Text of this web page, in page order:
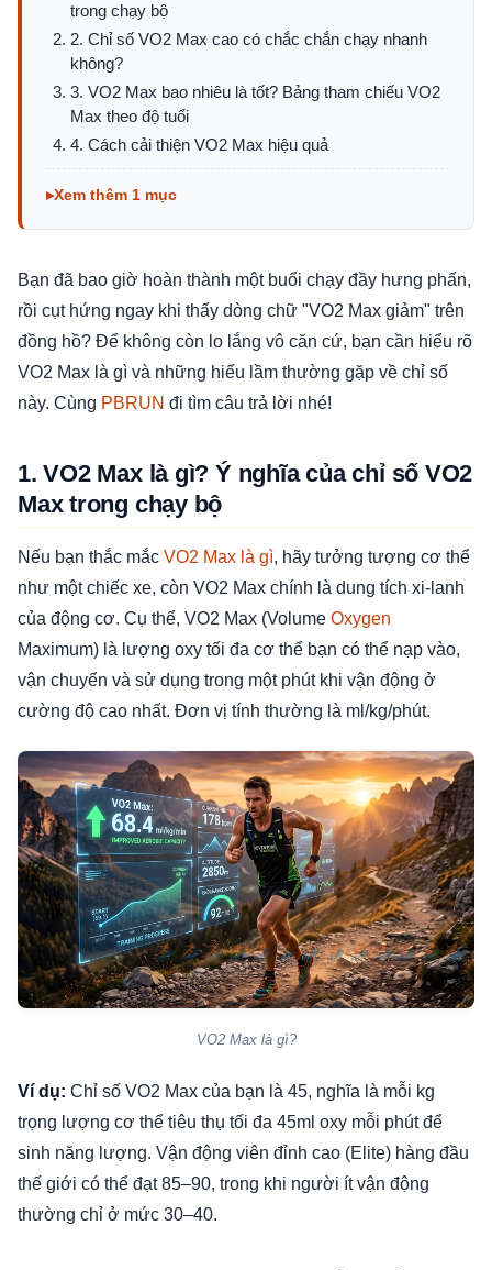
trong chạy bộ
2. Chỉ số VO2 Max cao có chắc chắn chạy nhanh
không?
3. VO2 Max bao nhiêu là tốt? Bảng tham chiếu VO2
Max theo độ tuổi
4. Cách cải thiện VO2 Max hiệu quả
Xem thêm 1 mục
Bạn đã bao giờ hoàn thành một buổi chạy đầy hưng phấn,
rồi cụt hứng ngay khi thấy dòng chữ "VO2 Max giảm" trên
đồng hồ? Để không còn lo lắng vô căn cứ, bạn cần hiểu rõ
VO2 Max là gì và những hiểu lầm thường gặp về chỉ số
này. Cùng PBRUN đi tìm câu trả lời nhé!
1. VO2 Max là gì? Ý nghĩa của chỉ số VO2
Max trong chạy bộ
Nếu bạn thắc mắc VO2 Max là gì, hãy tưởng tượng cơ thể
như một chiếc xe, còn VO2 Max chính là dung tích xi-lanh
của động cơ. Cụ thể, VO2 Max (Volume Oxygen
Maximum) là lượng oxy tối đa cơ thể bạn có thể nạp vào,
vận chuyển và sử dụng trong một phút khi vận động ở
cường độ cao nhất. Đơn vị tính thường là ml/kg/phút.
VO2 Max là gì?
Ví dụ: Chỉ số VO2 Max của bạn là 45, nghĩa là mỗi kg
trọng lượng cơ thể tiêu thụ tối đa 45ml oxy mỗi phút để
sinh năng lượng. Vận động viên đỉnh cao (Elite) hàng đầu
thế giới có thể đạt 85–90, trong khi người ít vận động
thường chỉ ở mức 30–40.